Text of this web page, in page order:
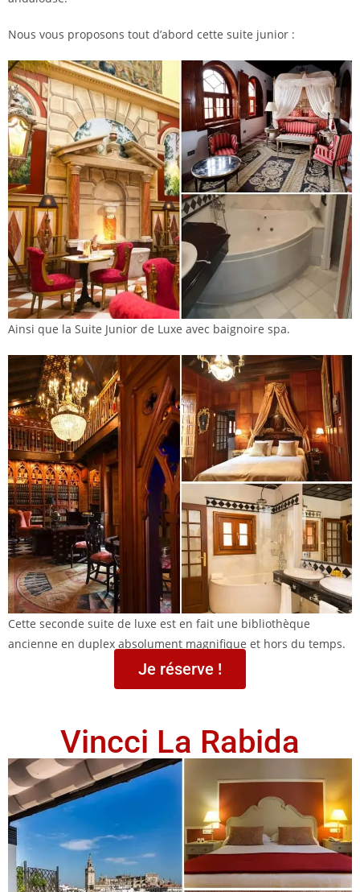
Nous vous proposons tout d’abord cette suite junior :
Ainsi que la Suite Junior de Luxe avec baignoire spa.
Cette seconde suite de luxe est en fait une bibliothèque
ancienne en duplex absolument magnifique et hors du temps.
Je réserve !
Vincci La Rabida